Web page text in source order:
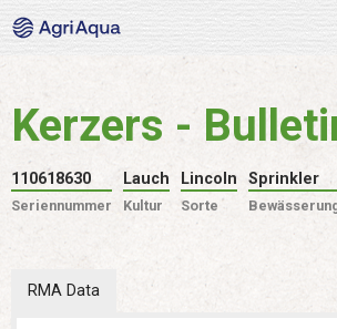
Kerzers -
110618630
Seriennummer
Lauch
Kultur
Lincoln
Sorte
Sprinkler
RMA Data